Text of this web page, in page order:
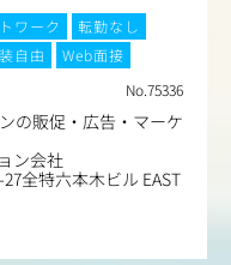
ワーク
転勤なし
自由
Web面接
No.75336
の販促・広告・マーケ
ン会社
全特六本木ビル EAST